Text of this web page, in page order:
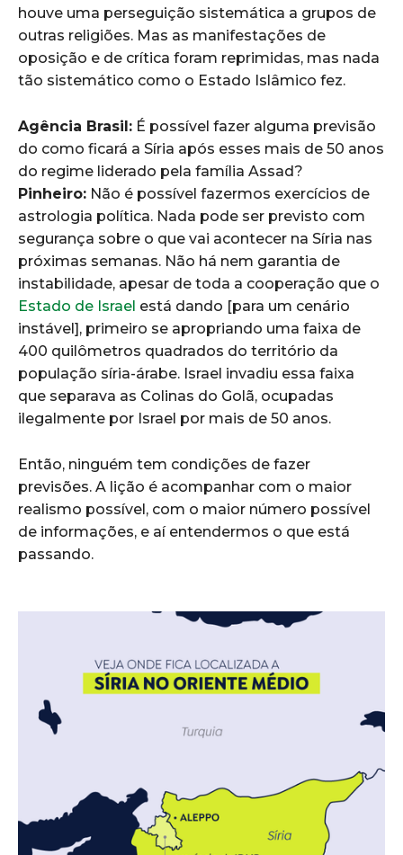
houve uma perseguição sistemática a grupos de
outras religiões. Mas as manifestações de
oposição e de crítica foram reprimidas, mas nada
tão sistemático como o Estado Islâmico fez.
Agência Brasil: É possível fazer alguma previsão
do como ficará a Síria após esses mais de 50 anos
do regime liderado pela família Assad?
Pinheiro: Não é possível fazermos exercícios de
astrologia política. Nada pode ser previsto com
segurança sobre o que vai acontecer na Síria nas
próximas semanas. Não há nem garantia de
instabilidade, apesar de toda a cooperação que o
Estado de Israel está dando [para um cenário
instável], primeiro se apropriando uma faixa de
400 quilômetros quadrados do território da
população síria-árabe. Israel invadiu essa faixa
que separava as Colinas do Golã, ocupadas
ilegalmente por Israel por mais de 50 anos.
Então, ninguém tem condições de fazer
previsões. A lição é acompanhar com o maior
realismo possível, com o maior número possível
de informações, e aí entendermos o que está
passando.